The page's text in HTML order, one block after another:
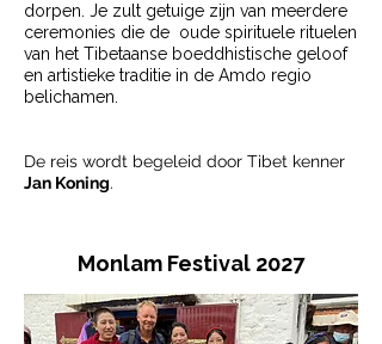
dorpen. Je zult getuige zijn van meerdere
ceremonies die de oude spirituele rituelen
van het Tibetaanse boeddhistische geloof
en artistieke traditie in de Amdo regio
belichamen.
De reis wordt begeleid door Tibet kenner
Jan Koning.
Monlam Festival 2027